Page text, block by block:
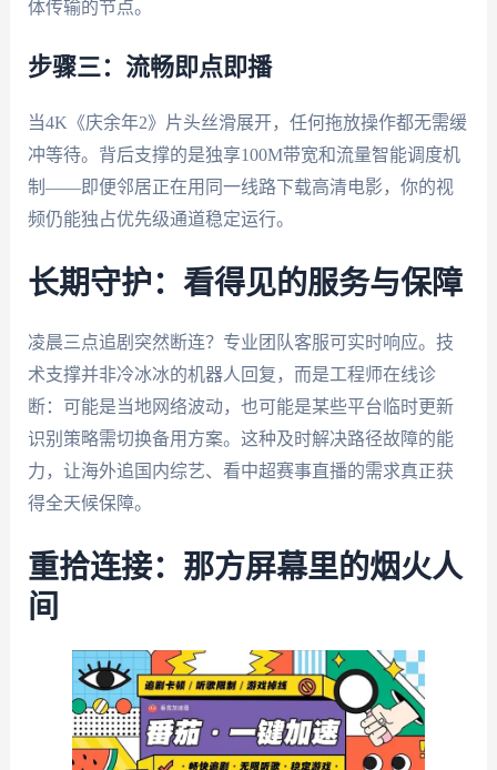
体传输的节点。
步骤三：流畅即点即播
当4K《庆余年2》片头丝滑展开，任何拖放操作都无需缓
冲等待。背后支撑的是独享100M带宽和流量智能调度机
制——即便邻居正在用同一线路下载高清电影，你的视
频仍能独占优先级通道稳定运行。
长期守护：看得见的服务与保障
凌晨三点追剧突然断连？专业团队客服可实时响应。技
术支撑并非冷冰冰的机器人回复，而是工程师在线诊
断：可能是当地网络波动，也可能是某些平台临时更新
识别策略需切换备用方案。这种及时解决路径故障的能
力，让海外追国内综艺、看中超赛事直播的需求真正获
得全天候保障。
重拾连接：那方屏幕里的烟火人
间